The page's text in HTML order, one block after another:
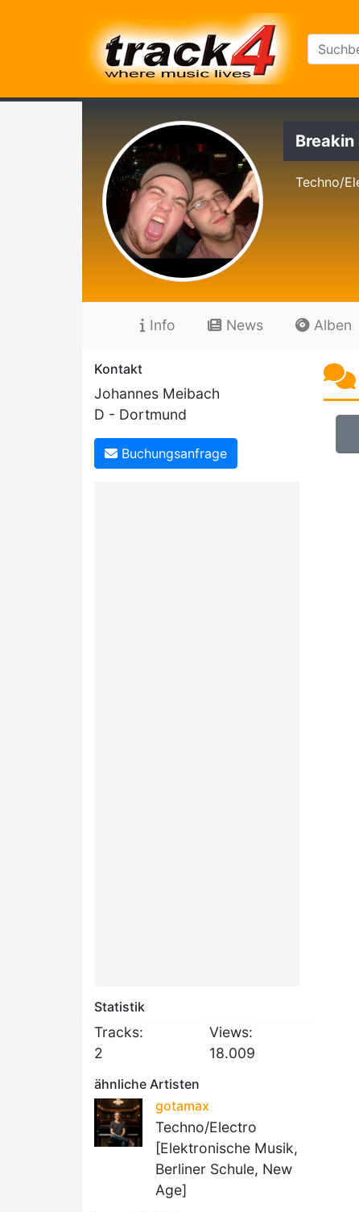
Techno/
Info News Alben
Kontakt
Johannes Meibach
D - Dortmund
Buchungsanfrage
Statistik
Tracks:
2
Views:
18.009
ähnliche Artisten
gotamax
Techno/Electro
[Elektronische Musik,
Berliner Schule, New
Age]